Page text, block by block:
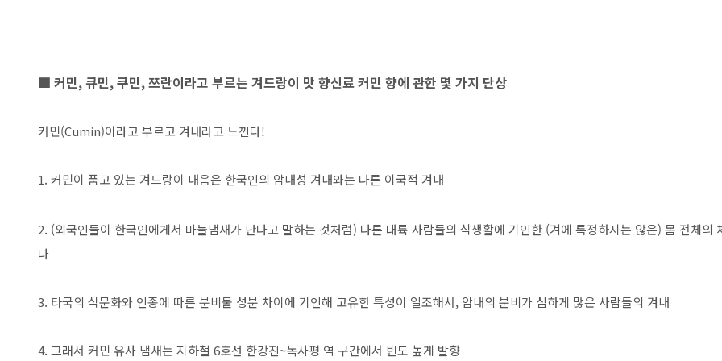
■ 커민, 큐민, 쿠민, 쯔란이라고 부르는 겨드랑이 맛 향신료 커민 향에 관한 몇 가지 단상
커민(Cumin)이라고 부르고 겨내라고 느낀다!
1. 커민이 품고 있는 겨드랑이 내음은 한국인의 암내성 겨내와는 다른 이국적 겨내
2. (외국인들이 한국인에게서 마늘냄새가 난다고 말하는 것처럼) 다른 대륙 사람들의 식생활에 기인한 (겨에 특정하지는 않은) 몸 전체의
나
3. 타국의 식문화와 인종에 따른 분비물 성분 차이에 기인해 고유한 특성이 일조해서, 암내의 분비가 심하게 많은 사람들의 겨내
4. 그래서 커민 유사 냄새는 지하철 6호선 한강진~녹사평 역 구간에서 빈도 높게 발향